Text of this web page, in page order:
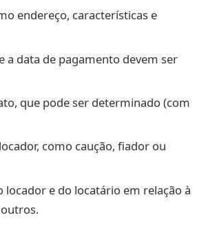
endereço, características e
a data de pagamento devem ser
que pode ser determinado (com
como caução, fiador ou
e do locatário em relação à